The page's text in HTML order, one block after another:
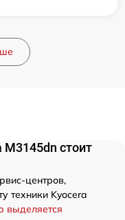
стоит
центров,
техники Kyocera
выделяется